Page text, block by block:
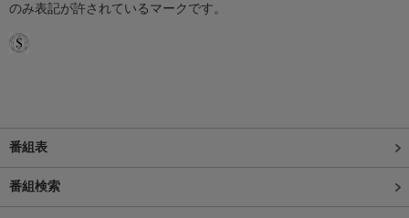
のみ表記が許されているマークです。
番組表
番組検索